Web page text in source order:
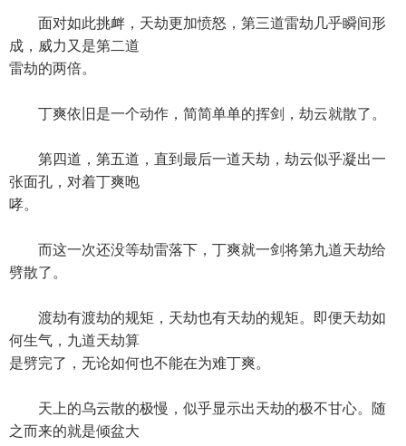
面对如此挑衅，天劫更加愤怒，第三道雷劫几乎瞬间形
成，威力又是第二道
雷劫的两倍。
丁爽依旧是一个动作，简简单单的挥剑，劫云就散了。
第四道，第五道，直到最后一道天劫，劫云似乎凝出一
张面孔，对着丁爽咆
哮。
而这一次还没等劫雷落下，丁爽就一剑将第九道天劫给
劈散了。
渡劫有渡劫的规矩，天劫也有天劫的规矩。即便天劫如
何生气，九道天劫算
是劈完了，无论如何也不能在为难丁爽。
天上的乌云散的极慢，似乎显示出天劫的极不甘心。随
之而来的就是倾盆大